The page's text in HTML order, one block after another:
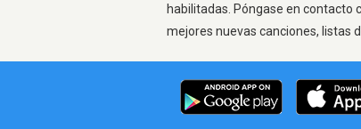
habilitadas. Póngase en contacto
mejores nuevas canciones, listas